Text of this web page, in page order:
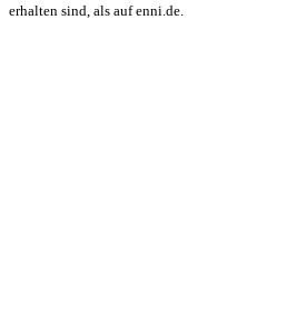
erhalten sind, als auf enni.de.